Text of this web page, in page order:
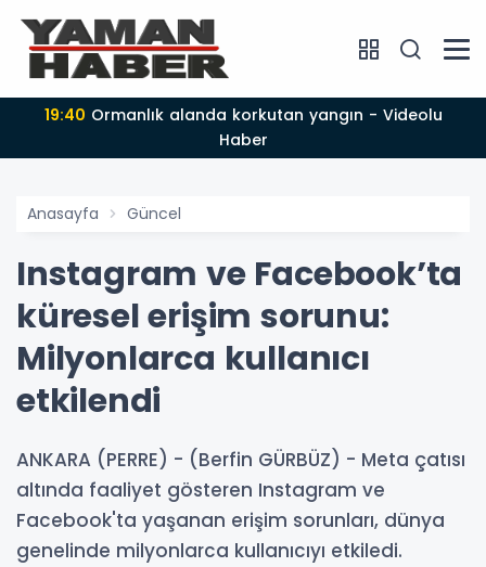
19:40
Haber
Anasayfa Güncel
Instagram ve Facebook’ta
küresel erişim sorunu:
Milyonlarca kullanıcı
etkilendi
ANKARA (PERRE) - (Berfin GÜRBÜZ) - Meta çatısı
altında faaliyet gösteren Instagram ve
Facebook'ta yaşanan erişim sorunları, dünya
genelinde milyonlarca kullanıcıyı etkiledi.